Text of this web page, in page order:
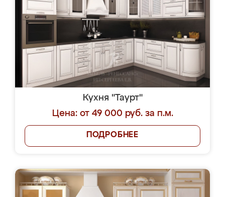
Кухня "Таурт"
Цена: от 49 000 руб. за п.м.
ПОДРОБНЕЕ